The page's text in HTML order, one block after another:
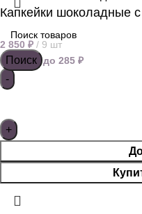
Поиск
Капкейки шоколадные
2 850 ₽
9 шт
Кешбэк: до 285 ₽